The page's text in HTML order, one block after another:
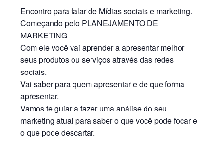
Encontro para falar de Mídias sociais e marketing.
Começando pelo PLANEJAMENTO DE
MARKETING
Com ele você vai aprender a apresentar melhor
seus produtos ou serviços através das redes
sociais.
Vai saber para quem apresentar e de que forma
apresentar.
Vamos te guiar a fazer uma análise do seu
marketing atual para saber o que você pode focar e
o que pode descartar.